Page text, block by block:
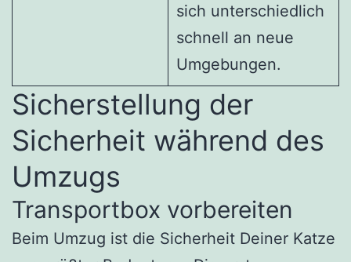
sich unterschiedlich
schnell an neue
Umgebungen.
Sicherstellung der
Sicherheit während des
Umzugs
Transportbox vorbereiten
Beim Umzug ist die Sicherheit Deiner Katze